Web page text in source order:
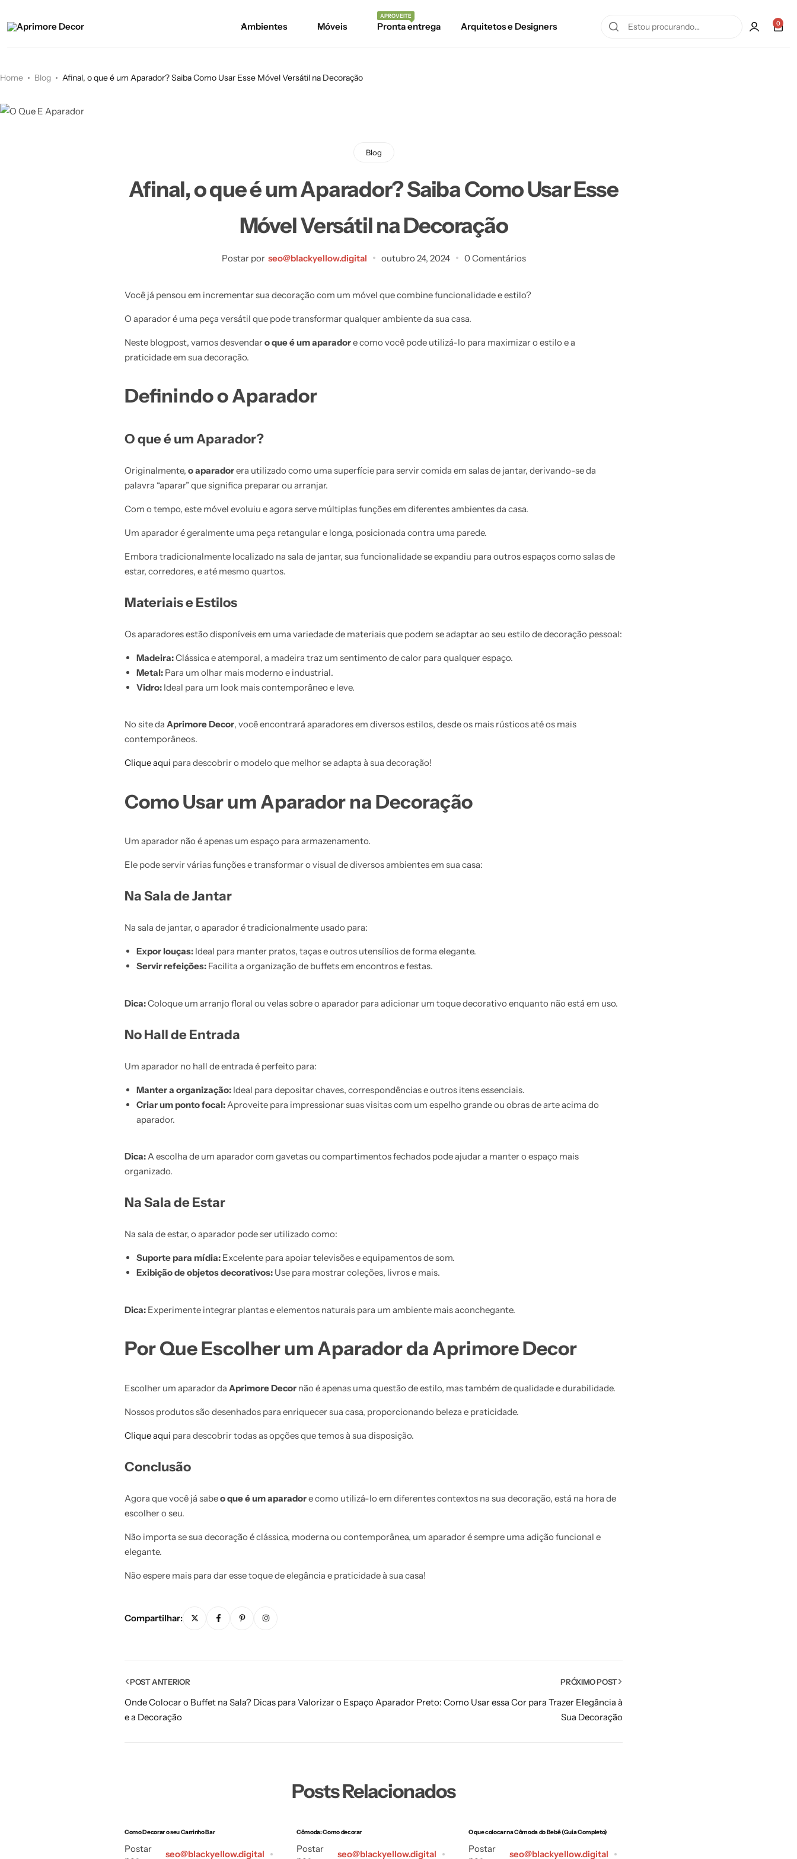
Ambientes Móveis Pronta entrega
APROVEITE
Arquitetos e Designers 0
Home Blog Afinal, o que é um Aparador? Saiba Como Usar Esse Móvel Versátil na Decoração
Blog
Afinal, o que é um Aparador? Saiba Como Usar Esse
Móvel Versátil na Decoração
Postar por seo@blackyellow.digital outubro 24, 2024 0 Comentários
Você já pensou em incrementar sua decoração com um móvel que combine funcionalidade e estilo?
O aparador é uma peça versátil que pode transformar qualquer ambiente da sua casa.
Neste blogpost, vamos desvendaro que é um aparadore como você pode utilizá-lo para maximizar o estilo e a
praticidade em sua decoração.
Definindo o Aparador
O que é um Aparador?
Originalmente, o aparadorera utilizado como uma superfície para servir comida em salas de jantar, derivando-se da
palavra “aparar” que significa preparar ou arranjar.
Com o tempo, este móvel evoluiu e agora serve múltiplas funções em diferentes ambientes da casa.
Um aparador é geralmente uma peça retangular e longa, posicionada contra uma parede.
Embora tradicionalmente localizado na sala de jantar, sua funcionalidade se expandiu para outros espaços como salas de
estar, corredores, e até mesmo quartos.
Materiais e Estilos
Os aparadores estão disponíveis em uma variedade de materiais que podem se adaptar ao seu estilo de decoração pessoal:
Madeira:Clássica e atemporal, a madeira traz um sentimento de calor para qualquer espaço.
Metal:Para um olhar mais moderno e industrial.
Vidro:Ideal para um look mais contemporâneo e leve.
No site da Aprimore Decor, você encontrará aparadores em diversos estilos, desde os mais rústicos até os mais
contemporâneos.
Clique aqui para descobrir o modelo que melhor se adapta à sua decoração!
Como Usar um Aparador na Decoração
Um aparador não é apenas um espaço para armazenamento.
Ele pode servir várias funções e transformar o visual de diversos ambientes em sua casa:
Na Sala de Jantar
Na sala de jantar, o aparador é tradicionalmente usado para:
Expor louças:Ideal para manter pratos, taças e outros utensílios de forma elegante.
Servir refeições:Facilita a organização de buffets em encontros e festas.
Dica:Coloque um arranjo floral ou velas sobre o aparador para adicionar um toque decorativo enquanto não está em uso.
No Hall de Entrada
Um aparador no hall de entrada é perfeito para:
Manter a organização:Ideal para depositar chaves, correspondências e outros itens essenciais.
Criar um ponto focal:Aproveite para impressionar suas visitas com um espelho grande ou obras de arte acima do
aparador.
Dica:A escolha de um aparador com gavetas ou compartimentos fechados pode ajudar a manter o espaço mais
organizado.
Na Sala de Estar
Na sala de estar, o aparador pode ser utilizado como:
Suporte para mídia:Excelente para apoiar televisões e equipamentos de som.
Exibição de objetos decorativos:Use para mostrar coleções, livros e mais.
Dica: Experimente integrar plantas e elementos naturais para um ambiente mais aconchegante.
Por Que Escolher um Aparador da Aprimore Decor
Escolher um aparador da Aprimore Decor não é apenas uma questão de estilo, mas também de qualidade e durabilidade.
Nossos produtos são desenhados para enriquecer sua casa, proporcionando beleza e praticidade.
Clique aqui para descobrir todas as opções que temos à sua disposição.
Conclusão
Agora que você já sabeo que é um aparadore como utilizá-lo em diferentes contextos na sua decoração, está na hora de
escolher o seu.
Não importa se sua decoração é clássica, moderna ou contemporânea, um aparador é sempre uma adição funcional e
elegante.
Não espere mais para dar esse toque de elegância e praticidade à sua casa!
Compartilhar:
POST ANTERIOR
Onde Colocar o Buffet na Sala? Dicas para Valorizar o Espaço
e a Decoração
PRÓXIMO POST
Aparador Preto: Como Usar essa Cor para Trazer Elegância à
Sua Decoração
Posts Relacionados
Como Decorar o seu Carrinho Bar
Postar
seo@blackyellow.digital
Cômoda: Como decorar
Postar
seo@blackyellow.digital
O que colocar na Cômoda do Bebê (Guia Completo)
Postar
seo@blackyellow.digital